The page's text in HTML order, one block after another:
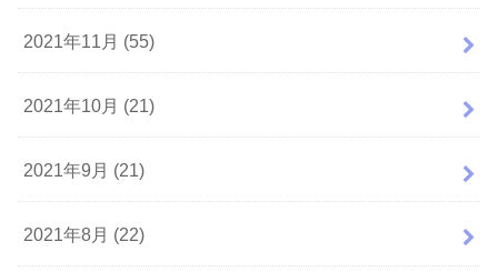
2021年11月 (55)
2021年10月 (21)
2021年9月 (21)
2021年8月 (22)